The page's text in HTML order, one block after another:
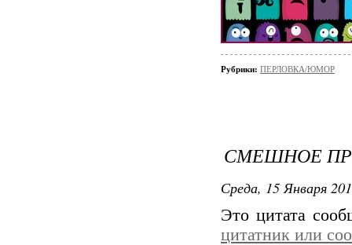
Рубрики: ПЕРЛОВКА/ЮМОР
СМЕШНОЕ
Среда, 15 Января
Это цитата
цитатник или